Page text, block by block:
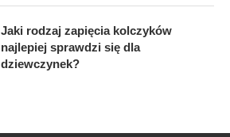
Jaki rodzaj zapięcia kolczyków
najlepiej sprawdzi się dla
dziewczynek?